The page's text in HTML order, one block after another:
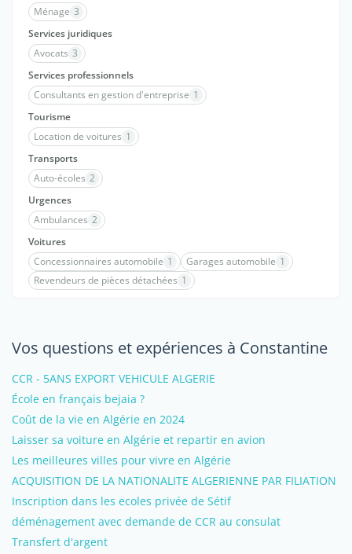
Ménage 3
Services juridiques
Avocats 3
Services professionnels
Consultants en gestion d'entreprise 1
Tourisme
Location de voitures 1
Transports
Auto-écoles 2
Urgences
Ambulances 2
Voitures
Concessionnaires automobile 1 Garages automobile 1
Revendeurs de pièces détachées 1
Vos questions et expériences à Constantine
CCR - 5ANS EXPORT VEHICULE ALGERIE
École en français bejaia ?
Coût de la vie en Algérie en 2024
Laisser sa voiture en Algérie et repartir en avion
Les meilleures villes pour vivre en Algérie
ACQUISITION DE LA NATIONALITE ALGERIENNE PAR FILIATION
Inscription dans les ecoles privée de Sétif
déménagement avec demande de CCR au consulat
Transfert d'argent